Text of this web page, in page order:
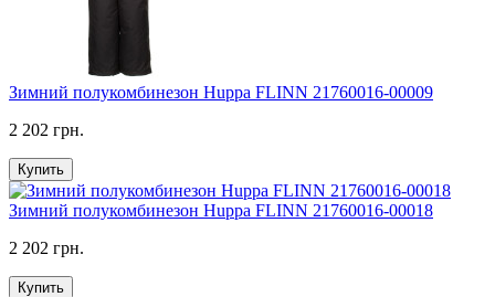
Зимний полукомбинезон Huppa FLINN 21760016-00009
2 202 грн.
Купить
Зимний полукомбинезон Huppa FLINN 21760016-00018
2 202 грн.
Купить